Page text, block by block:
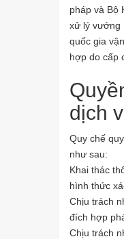
pháp và Bộ
xử lý vướng
quốc gia
hợp do cấp
dịch
Quy chế
như sau:
Khai thác
hình thức
Chịu trách
đích hợp
Chịu trách